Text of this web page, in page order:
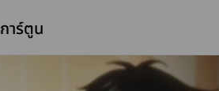
การ์ตูน